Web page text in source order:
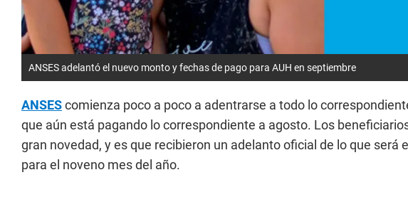
ANSES adelantó el nuevo monto y fechas de pago para AUH en septiembre
ANSEScomienza poco a poco a adentrarse a todo lo
que aún está pagando lo correspondiente a agosto. Los
gran novedad, y es que recibieron un adelanto oficial de lo que será
para el noveno mes del año.